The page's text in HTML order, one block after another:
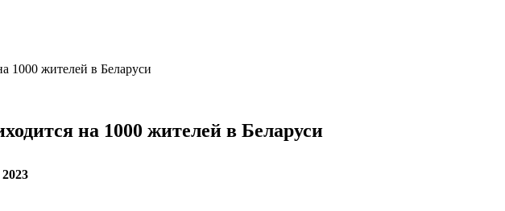
1000 жителей в Беларуси
на 1000 жителей в Беларуси